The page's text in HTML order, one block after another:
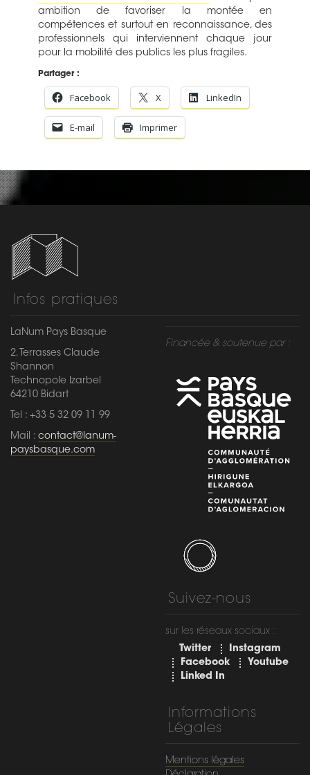
ambition de favoriser la montée en
compétences et surtout en reconnaissance, des
professionnels qui interviennent chaque jour
pour la mobilité des publics les plus fragiles.
Partager :
Facebook X LinkedIn
E-mail Imprimer
Infos pratiques
LaNum Pays Basque
2, Terrasses Claude
Shannon
Technopole Izarbel
64210 Bidart
Tel : +33 5 32 09 11 99
Mail : contact@lanum-
paysbasque.com
Financée & soutenue par :
Suivez-nous
sur les réseaux sociaux :
Twitter
Instagram
Facebook
Youtube
Linked In
Informations
Légales
Mentions légales